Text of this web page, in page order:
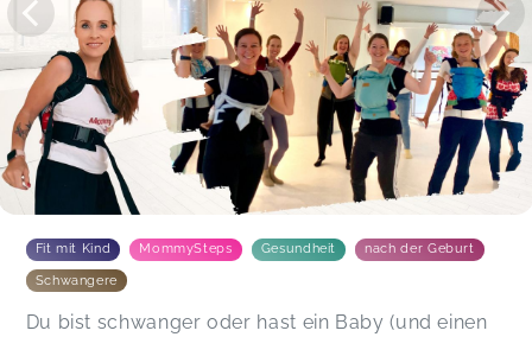
Fit mit Kind MommySteps Gesundheit nach der Geburt
Schwangere
Du bist schwanger oder hast ein Baby (und einen